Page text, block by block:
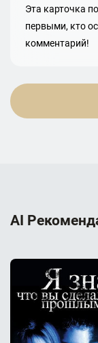
Эта карточка
первыми, кто
комментарий!
AI